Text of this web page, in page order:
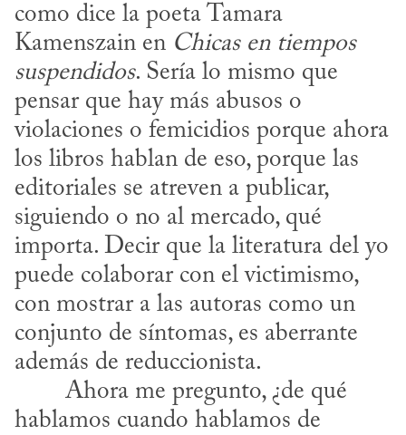
como dice la poeta Tamara
Kamenszain en Chicas en tiempos
suspendidos. Sería lo mismo que
pensar que hay más abusos o
violaciones o femicidios porque ahora
los libros hablan de eso, porque las
editoriales se atreven a publicar,
siguiendo o no al mercado, qué
importa. Decir que la literatura del yo
puede colaborar con el victimismo,
con mostrar a las autoras como un
conjunto de síntomas, es aberrante
además de reduccionista.
hablamos cuando hablamos de